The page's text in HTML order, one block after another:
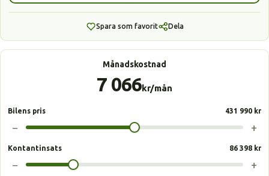
Spara som favorit Dela
Månadskostnad
7 066kr/mån
Bilens pris 431 990 kr
− +
Kontantinsats 86 398 kr
− +